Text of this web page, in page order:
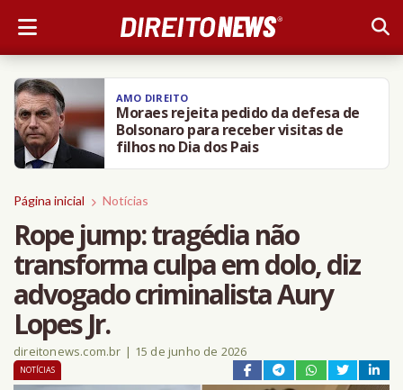
AMO DIREITO
Moraes rejeita pedido da defesa de
Bolsonaro para receber visitas de
filhos no Dia dos Pais
Página inicial Notícias
Rope jump: tragédia não
transforma culpa em dolo, diz
advogado criminalista Aury
Lopes Jr.
direitonews.com.br | 15 de junho de 2026
NOTÍCIAS